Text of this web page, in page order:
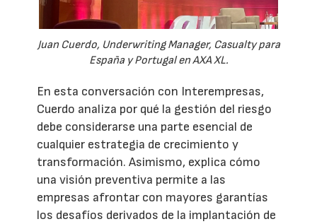
Juan Cuerdo, Underwriting Manager, Casualty para
España y Portugal en AXA XL.
En esta conversación con Interempresas,
Cuerdo analiza por qué la gestión del riesgo
debe considerarse una parte esencial de
cualquier estrategia de crecimiento y
transformación. Asimismo, explica cómo
una visión preventiva permite a las
empresas afrontar con mayores garantías
los desafíos derivados de la implantación de